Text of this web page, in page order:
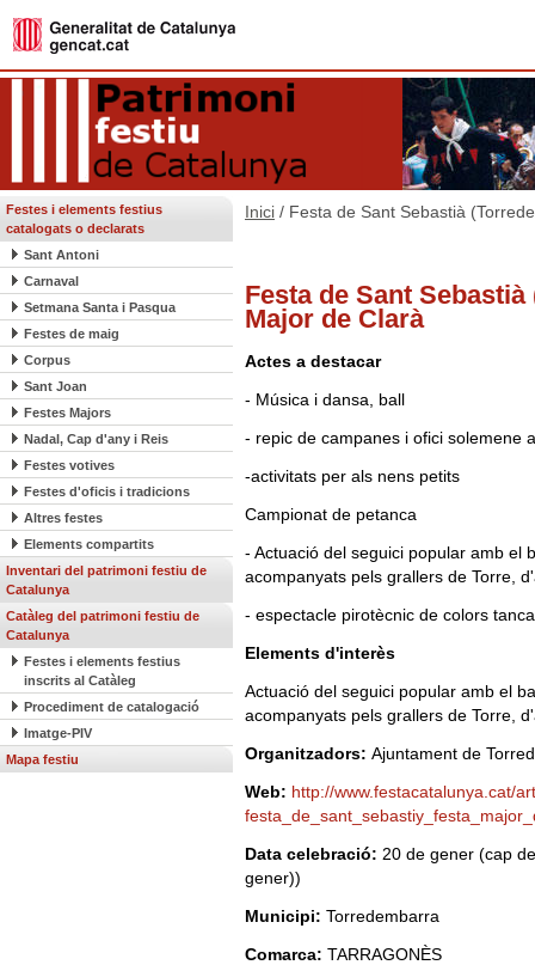
Festes i elements festius
catalogats o declarats
Sant Antoni
Carnaval
Setmana Santa i Pasqua
Festes de maig
Corpus
Sant Joan
Festes Majors
Nadal, Cap d'any i Reis
Festes votives
Festes d'oficis i tradicions
Altres festes
Elements compartits
Inventari del patrimoni festiu de
Catalunya
Catàleg del patrimoni festiu de
Catalunya
Festes i elements festius
inscrits al Catàleg
Procediment de catalogació
Imatge-PIV
Mapa festiu
Inici / Festa de Sant Sebastià
Festa de Sant
Major de Clarà
Actes a destacar
- Música i dansa, ball
- repic de campanes i ofici solemene
-activitats per als nens petits
Campionat de petanca
- Actuació del seguici popular amb el
acompanyats pels grallers de Torre,
- espectacle pirotècnic de colors
Elements d'interès
Actuació del seguici popular amb el
acompanyats pels grallers de Torre,
Organitzadors: Ajuntament de
Web: http://www.festacatalunya.cat/
Data celebració: 20 de gener (cap
gener))
Municipi: Torredembarra
Comarca: TARRAGONÈS